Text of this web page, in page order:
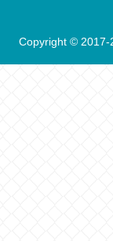
Copyright © 2017-